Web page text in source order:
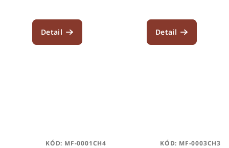
Detail Detail
KÓD: MF-0001CH4 KÓD: MF-0003CH3